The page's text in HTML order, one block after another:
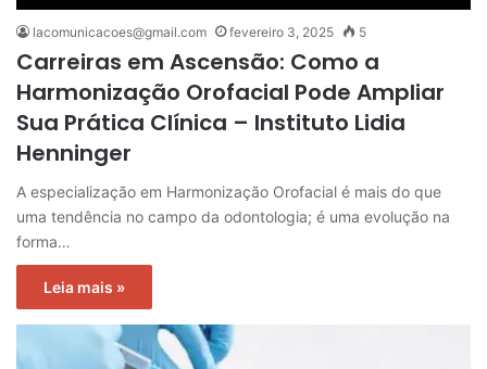
lacomunicacoes@gmail.com fevereiro 3, 2025 5
Carreiras em Ascensão: Como a
Harmonização Orofacial Pode Ampliar
Sua Prática Clínica – Instituto Lidia
Henninger
A especialização em Harmonização Orofacial é mais do que
uma tendência no campo da odontologia; é uma evolução na
forma…
Leia mais »